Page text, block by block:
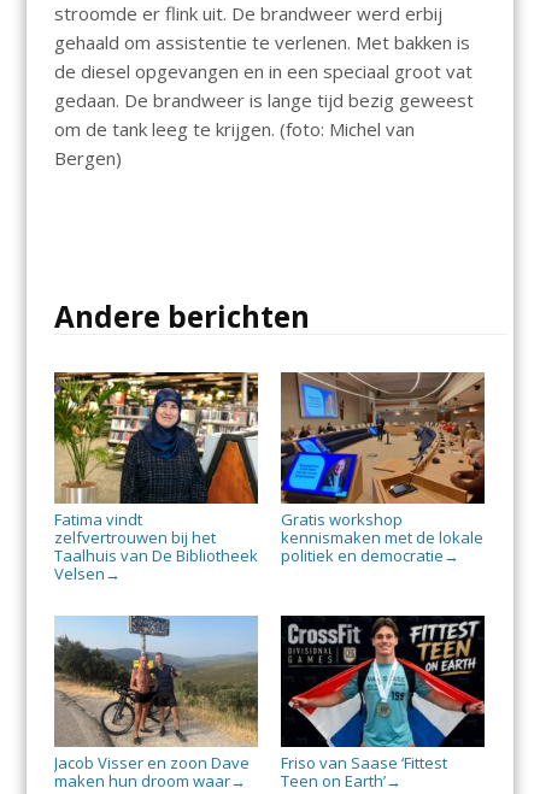
stroomde er flink uit. De brandweer werd erbij
gehaald om assistentie te verlenen. Met bakken is
de diesel opgevangen en in een speciaal groot vat
gedaan. De brandweer is lange tijd bezig geweest
om de tank leeg te krijgen. (foto: Michel van
Bergen)
Andere berichten
Fatima vindt
zelfvertrouwen bij het
Taalhuis van De Bibliotheek
Velsen →
Gratis workshop
kennismaken met de lokale
politiek en democratie →
Jacob Visser en zoon Dave
maken hun droom waar→
Friso van Saase ‘Fittest
Teen on Earth’→